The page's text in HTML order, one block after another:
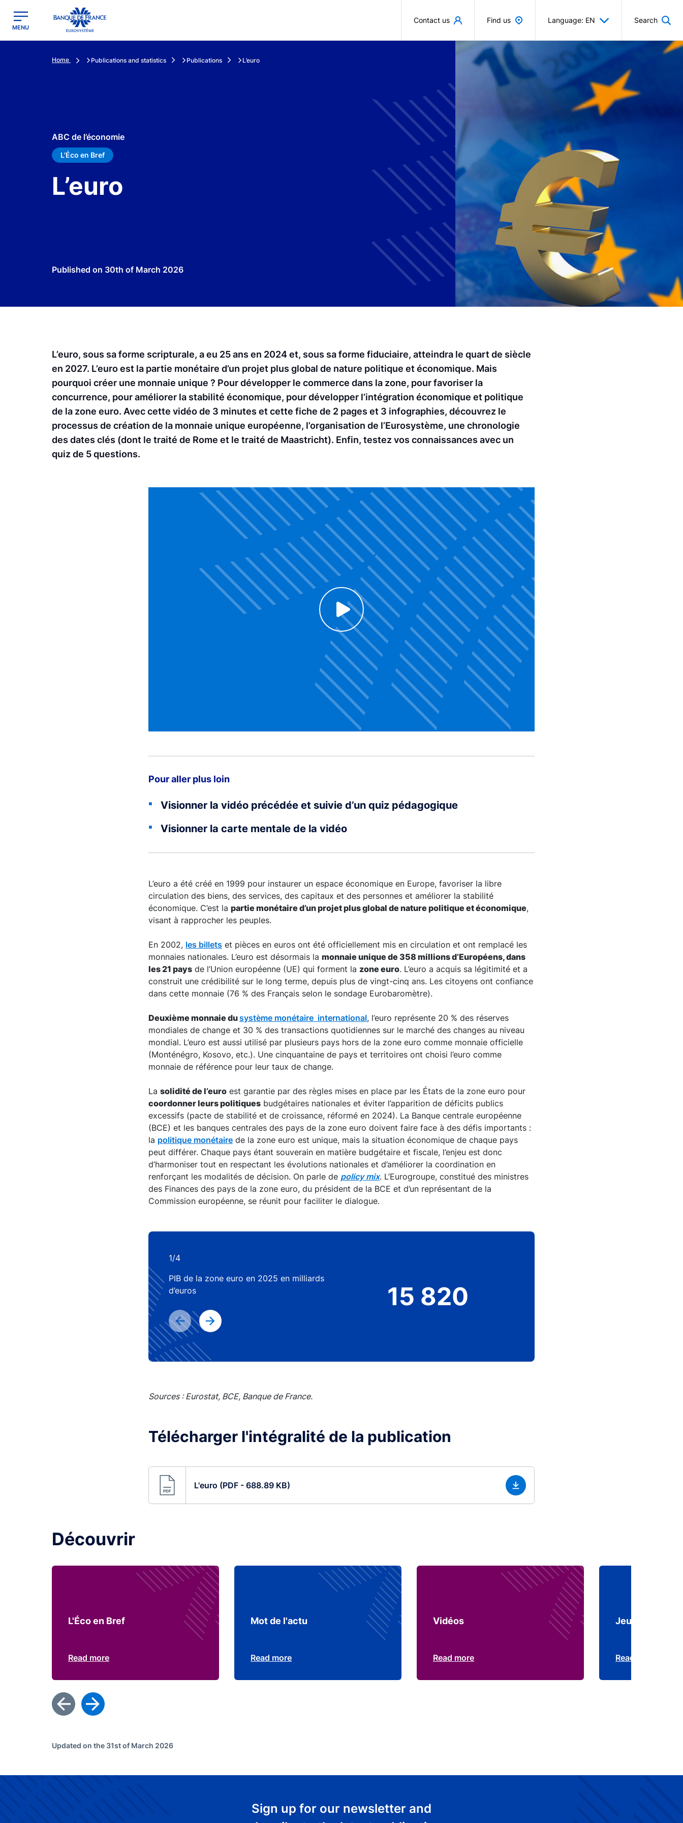
Banque de France - Menu Principal
MENU
Contact us Find us Language: EN Search
Home Publications and statistics Publications L’euro
ABC de l’économie
L'Éco en Bref
L’euro
Published on 30th of March 2026
L’euro, sous sa forme scripturale, a eu 25 ans en 2024 et, sous sa forme fiduciaire, atteindra le quart de siècle
en 2027. L’euro est la partie monétaire d’un projet plus global de nature politique et économique. Mais
pourquoi créer une monnaie unique ? Pour développer le commerce dans la zone, pour favoriser la
concurrence, pour améliorer la stabilité économique, pour développer l’intégration économique et politique
de la zone euro. Avec cette vidéo de 3 minutes et cette fiche de 2 pages et 3 infographies, découvrez le
processus de création de la monnaie unique européenne, l’organisation de l’Eurosystème, une chronologie
des dates clés (dont le traité de Rome et le traité de Maastricht). Enfin, testez vos connaissances avec un
quiz de 5 questions.
Voir la vidéo
Pour aller plus loin
Visionner la vidéo précédée et suivie d’un quiz pédagogique
Visionner la carte mentale de la vidéo
L’euro a été créé en 1999 pour instaurer un espace économique en Europe, favoriser la libre
circulation des biens, des services, des capitaux et des personnes et améliorer la stabilité
économique. C’est la partie monétaire d’un projet plus global de nature politique et économique,
visant à rapprocher les peuples.
En 2002, les billets et pièces en euros ont été officiellement mis en circulation et ont remplacé les
monnaies nationales. L’euro est désormais la monnaie unique de 358 millions d’Européens, dans
les 21 pays de l’Union européenne (UE) qui forment la zone euro. L’euro a acquis sa légitimité et a
construit une crédibilité sur le long terme, depuis plus de vingt-cinq ans. Les citoyens ont confiance
dans cette monnaie (76 % des Français selon le sondage Eurobaromètre).
Deuxième monnaie dusystème monétaire international, l’euro représente 20 % des réserves
mondiales de change et 30 % des transactions quotidiennes sur le marché des changes au niveau
mondial. L’euro est aussi utilisé par plusieurs pays hors de la zone euro comme monnaie officielle
(Monténégro, Kosovo, etc.). Une cinquantaine de pays et territoires ont choisi l’euro comme
monnaie de référence pour leur taux de change.
La solidité de l’euro est garantie par des règles mises en place par les États de la zone euro pour
coordonner leurs politiques budgétaires nationales et éviter l’apparition de déficits publics
excessifs (pacte de stabilité et de croissance, réformé en 2024). La Banque centrale européenne
(BCE) et les banques centrales des pays de la zone euro doivent faire face à des défis importants :
la politique monétaire de la zone euro est unique, mais la situation économique de chaque pays
peut différer. Chaque pays étant souverain en matière budgétaire et fiscale, l’enjeu est donc
d’harmoniser tout en respectant les évolutions nationales et d’améliorer la coordination en
renforçant les modalités de décision. On parle de policy mix. L’Eurogroupe, constitué des ministres
des Finances des pays de la zone euro, du président de la BCE et d’un représentant de la
Commission européenne, se réunit pour faciliter le dialogue.
15 820
1/4
PIB de la zone euro en 2025 en milliards
d’euros
Sources : Eurostat, BCE, Banque de France.
Télécharger l'intégralité de la publication
L'euro (PDF - 688.89 KB)
Découvrir
L'Éco en Bref
Read more
Mot de l'actu
Read more
Vidéos
Read more
Jeux
Read more
Updated on the 31st of March 2026
Sign up for our newsletter and